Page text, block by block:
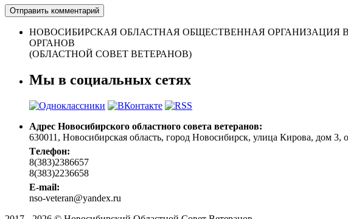
НОВОСИБИРСКАЯ ОБЛАСТНАЯ ОБЩЕСТВЕННАЯ ОРГАНИЗАЦИЯ
ОРГАНОВ
(ОБЛАСТНОЙ СОВЕТ ВЕТЕРАНОВ)
Мы в социальных сетях
Адрес Новосибирского областного совета ветеранов:
630011, Новосибирская область, город Новосибирск, улица Кирова, дом 3,
Tелефон:
8(383)2386657
8(383)2236658
E-mail:
nso-veteran@yandex.ru